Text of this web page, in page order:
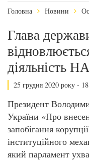
Головна Новини
Глава
діяльність
25 грудня 2020 року -
Президент
України «Про
запобігання
інституційного
який парламент